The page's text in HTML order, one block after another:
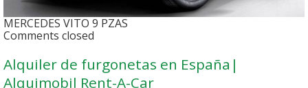
MERCEDES VITO 9 PZAS
Comments closed
Alquiler de furgonetas en España|
Alquimobil Rent-A-Car